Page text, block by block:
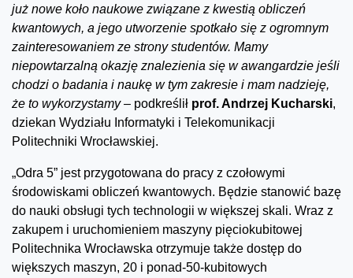
już nowe koło naukowe związane z kwestią obliczeń
kwantowych, a jego utworzenie spotkało się z ogromnym
zainteresowaniem ze strony studentów. Mamy
niepowtarzalną okazję znalezienia się w awangardzie jeśli
chodzi o badania i naukę w tym zakresie i mam nadzieję,
że to wykorzystamy – podkreślił prof. Andrzej Kucharski,
dziekan Wydziału Informatyki i Telekomunikacji
Politechniki Wrocławskiej.
„Odra 5” jest przygotowana do pracy z czołowymi
środowiskami obliczeń kwantowych. Będzie stanowić bazę
do nauki obsługi tych technologii w większej skali. Wraz z
zakupem i uruchomieniem maszyny pięciokubitowej
Politechnika Wrocławska otrzymuje także dostęp do
większych maszyn, 20 i ponad-50-kubitowych